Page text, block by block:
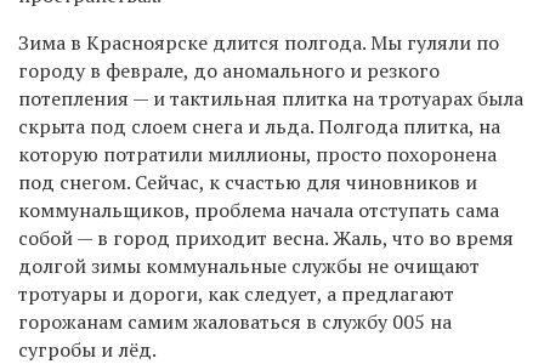
Зима в Красноярске длится полгода. Мы гуляли по
городу в феврале, до аномального и резкого
потепления — и тактильная плитка на тротуарах была
скрыта под слоем снега и льда. Полгода плитка, на
которую потратили миллионы, просто похоронена
под снегом. Сейчас, к счастью для чиновников и
коммунальщиков, проблема начала отступать сама
собой — в город приходит весна. Жаль, что во время
долгой зимы коммунальные службы не очищают
тротуары и дороги, как следует, а предлагают
горожанам самим жаловаться в службу 005 на
сугробы и лёд.